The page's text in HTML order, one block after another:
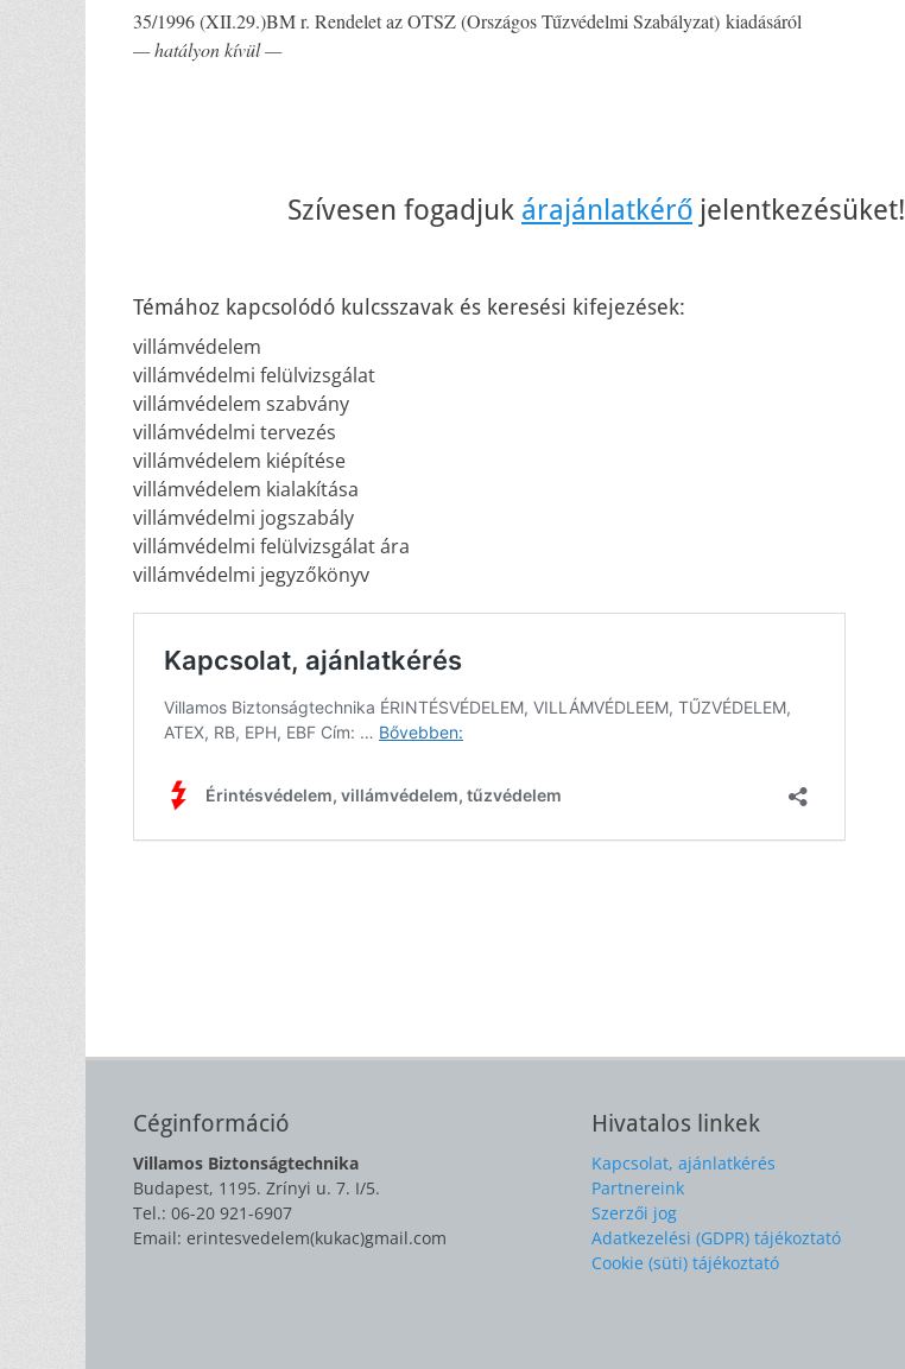
35/1996 (XII.29.)BM r. Rendelet az OTSZ (Országos Tűzvédelmi Szabályzat) kiadásáról
— hatályon kívül —
Szívesen fogadjuk árajánlatkérő jelentkezésüket!
Témához kapcsolódó kulcsszavak és keresési kifejezések:
villámvédelem
villámvédelmi felülvizsgálat
villámvédelem szabvány
villámvédelmi tervezés
villámvédelem kiépítése
villámvédelem kialakítása
villámvédelmi jogszabály
villámvédelmi felülvizsgálat ára
villámvédelmi jegyzőkönyv
Céginformáció
Villamos Biztonságtechnika
Budapest, 1195. Zrínyi u. 7. I/5.
Tel.: 06-20 921-6907
Email: erintesvedelem(kukac)gmail.com
Hivatalos linkek
Kapcsolat, ajánlatkérés
Partnereink
Szerzői jog
Adatkezelési (GDPR) tájékoztató
Cookie (süti) tájékoztató